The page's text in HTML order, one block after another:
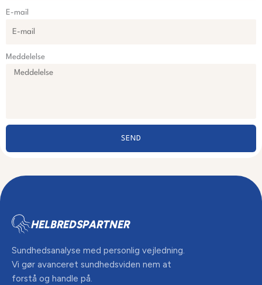
E-mail
Meddelelse
SEND
HELBREDSPARTNER
Sundhedsanalyse med personlig vejledning.
Vi gør avanceret sundhedsviden nem at
forstå og handle på.